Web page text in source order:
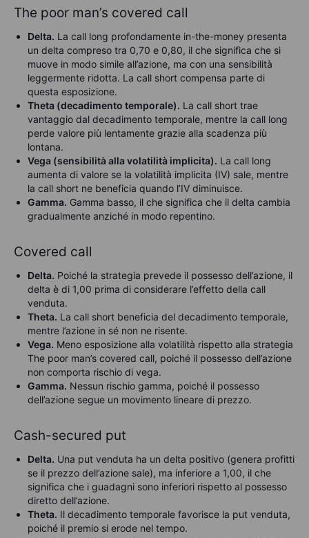
The poor man’s covered call
Delta. La call long profondamente in-the-money presenta
un delta compreso tra 0,70 e 0,80, il che significa che si
muove in modo simile all’azione, ma con una sensibilità
leggermente ridotta. La call short compensa parte di
questa esposizione.
Theta (decadimento temporale). La call short trae
vantaggio dal decadimento temporale, mentre la call long
perde valore più lentamente grazie alla scadenza più
lontana.
Vega (sensibilità alla volatilità implicita). La call long
aumenta di valore se la volatilità implicita (IV) sale, mentre
la call short ne beneficia quando l’IV diminuisce.
Gamma. Gamma basso, il che significa che il delta cambia
gradualmente anziché in modo repentino.
Covered call
Delta. Poiché la strategia prevede il possesso dell’azione, il
delta è di 1,00 prima di considerare l’effetto della call
venduta.
Theta. La call short beneficia del decadimento temporale,
mentre l’azione in sé non ne risente.
Vega. Meno esposizione alla volatilità rispetto alla strategia
The poor man’s covered call, poiché il possesso dell’azione
non comporta rischio di vega.
Gamma. Nessun rischio gamma, poiché il possesso
dell’azione segue un movimento lineare di prezzo.
Cash-secured put
Delta. Una put venduta ha un delta positivo (genera profitti
se il prezzo dell’azione sale), ma inferiore a 1,00, il che
significa che i guadagni sono inferiori rispetto al possesso
diretto dell’azione.
Theta. Il decadimento temporale favorisce la put venduta,
poiché il premio si erode nel tempo.